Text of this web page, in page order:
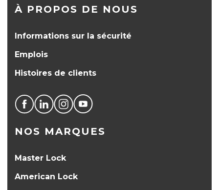
À PROPOS DE NOUS
Informations sur la sécurité
Emplois
Histoires de clients
NOS MARQUES
Master Lock
American Lock